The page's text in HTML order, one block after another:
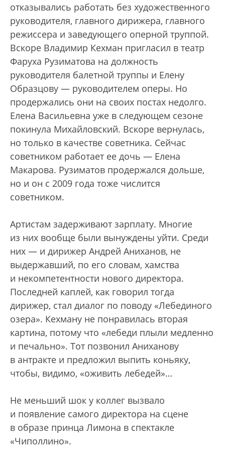
отказывались работать без художественного
руководителя, главного дирижера, главного
режиссера и заведующего оперной труппой.
Вскоре Владимир Кехман пригласил в театр
Фаруха Рузиматова на должность
руководителя балетной труппы и Елену
Образцову — руководителем оперы. Но
продержались они на своих постах недолго.
Елена Васильевна уже в следующем сезоне
покинула Михайловский. Вскоре вернулась,
но только в качестве советника. Сейчас
советником работает ее дочь — Елена
Макарова. Рузиматов продержался дольше,
но и он с 2009 года тоже числится
советником.
Артистам задерживают зарплату. Многие
из них вообще были вынуждены уйти. Среди
них — и дирижер Андрей Аниханов, не
выдержавший, по его словам, хамства
и некомпетентности нового директора.
Последней каплей, как говорил тогда
дирижер, стал диалог по поводу «Лебединого
озера». Кехману не понравилась вторая
картина, потому что «лебеди плыли медленно
и печально». Тот позвонил Аниханову
в антракте и предложил выпить коньяку,
чтобы, видимо, «оживить лебедей»…
Не меньший шок у коллег вызвало
и появление самого директора на сцене
в образе принца Лимона в спектакле
«Чиполлино».